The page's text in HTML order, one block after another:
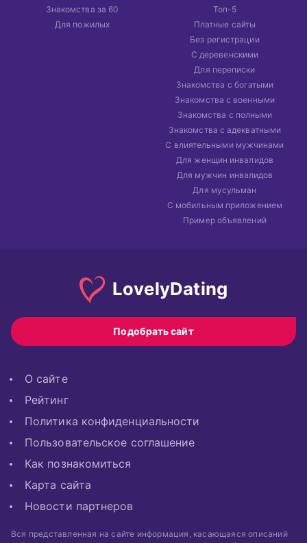
Знакомства за 60
Для пожилых
Топ-5
Платные сайты
Без регистрации
С деревенскими
Для переписки
Знакомства с богатыми
Знакомства с военными
Знакомства с полными
Знакомства с адекватными
С влиятельными мужчинами
Для женщин инвалидов
Для мужчин инвалидов
Для мусульман
С мобильным приложением
Пример объявлений
LovelyDating
Подобрать сайт
О сайте
Рейтинг
Политика конфиденциальности
Пользовательское соглашение
Как познакомиться
Карта сайта
Новости партнеров
Вся представленная на сайте информация, касающаяся описаний